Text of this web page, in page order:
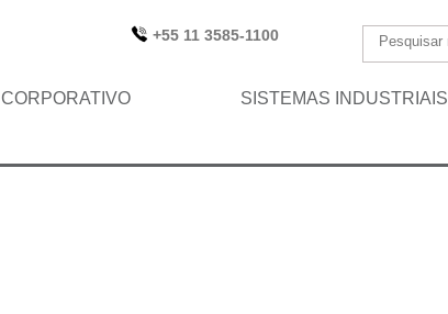
+55 11 3585-1100
CORPORATIVO SISTEMAS INDUSTRIAIS